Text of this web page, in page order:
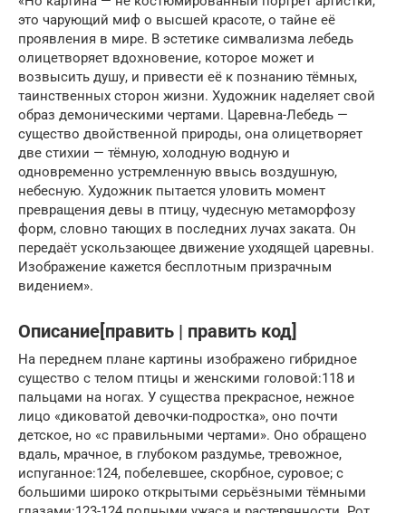
это чарующий миф о высшей красоте, о тайне её
проявления в мире. В эстетике симвализма лебедь
олицетворяет вдохновение, которое может и
возвысить душу, и привести её к познанию тёмных,
таинственных сторон жизни. Художник наделяет свой
образ демоническими чертами. Царевна-Лебедь —
существо двойственной природы, она олицетворяет
две стихии — тёмную, холодную водную и
одновременно устремленную ввысь воздушную,
небесную. Художник пытается уловить момент
превращения девы в птицу, чудесную метаморфозу
форм, словно тающих в последних лучах заката. Он
передаёт ускользающее движение уходящей царевны.
Изображение кажется бесплотным призрачным
видением».
Описание[править | править код]
На переднем плане картины изображено гибридное
существо с телом птицы и женскими головой:118 и
пальцами на ногах. У существа прекрасное, нежное
лицо «диковатой девочки-подростка», оно почти
детское, но «с правильными чертами». Оно обращено
вдаль, мрачное, в глубоком раздумье, тревожное,
испуганное:124, побелевшее, скорбное, суровое; с
большими широко открытыми серьёзными тёмными